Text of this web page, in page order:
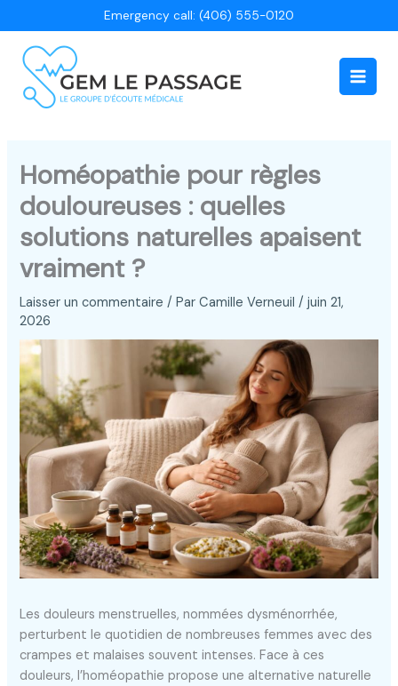
au
contenu
Emergency call: (406) 555-0120
Main
Homéopathie pour règles
douloureuses : quelles
solutions naturelles apaisent
vraiment ?
Laisser un commentaire / ParCamille Verneuil/juin 21,
2026
Les douleurs menstruelles, nommées dysménorrhée,
perturbent le quotidien de nombreuses femmes avec des
crampes et malaises souvent intenses. Face à ces
douleurs, l’homéopathie propose une alternative naturelle